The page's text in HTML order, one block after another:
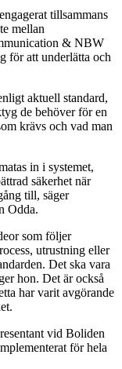
tillsammans
mellan
& NBW
för att underlätta och
aktuell standard,
de behöver för en
krävs och vad man
in i systemet,
säkerhet när
till, säger
Odda.
som följer
utrustning eller
Det ska vara
hon. Det är också
har varit avgörande
vid Boliden
för hela